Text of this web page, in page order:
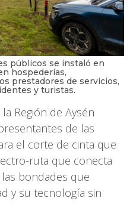
públicos se instaló en
hospederías,
prestadores de servicios,
y turistas.
Región de Aysén
de las
el corte de cinta que
ruta que conecta
bondades que
y su tecnología sin